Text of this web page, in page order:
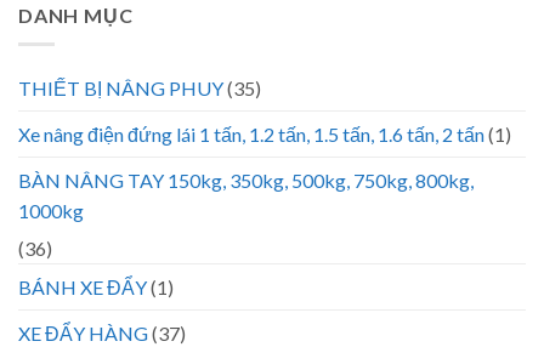
DANH MỤC
THIẾT BỊ NÂNG PHUY(35)
Xe nâng điện đứng lái 1 tấn, 1.2 tấn, 1.5 tấn, 1.6 tấn, 2 tấn(1)
BÀN NÂNG TAY 150kg, 350kg, 500kg, 750kg, 800kg,
1000kg
(36)
BÁNH XE ĐẨY(1)
XE ĐẨY HÀNG(37)